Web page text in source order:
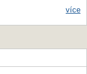
více